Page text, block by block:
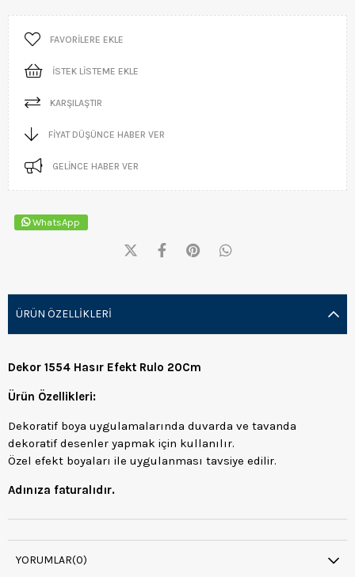
FAVORILERE EKLE
İSTEK LISTEME EKLE
KARŞILAŞTIR
FIYAT DÜŞÜNCE HABER VER
GELINCE HABER VER
WhatsApp
ÜRÜN ÖZELLIKLERI
Dekor 1554 Hasır Efekt Rulo 20Cm
Ürün Özellikleri:
Dekoratif boya uygulamalarında duvarda ve tavanda
dekoratif desenler yapmak için kullanılır.
Özel efekt boyaları ile uygulanması tavsiye edilir.
Adınıza faturalıdır.
YORUMLAR(0)